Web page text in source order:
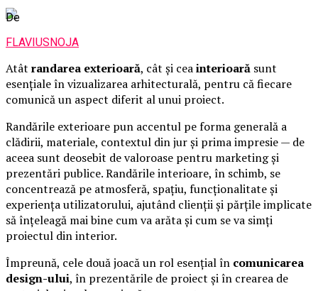
De
FLAVIUSNOJA
Atât randarea exterioară, cât și ceainterioară sunt
esențiale în vizualizarea arhitecturală, pentru că fiecare
comunică un aspect diferit al unui proiect.
Randările exterioare pun accentul pe forma generală a
clădirii, materiale, contextul din jur și prima impresie — de
aceea sunt deosebit de valoroase pentru marketing și
prezentări publice. Randările interioare, în schimb, se
concentrează pe atmosferă, spațiu, funcționalitate și
experiența utilizatorului, ajutând clienții și părțile implicate
să înțeleagă mai bine cum va arăta și cum se va simți
proiectul din interior.
Împreună, cele două joacă un rol esențial în comunicarea
design-ului, în prezentările de proiect și în crearea de